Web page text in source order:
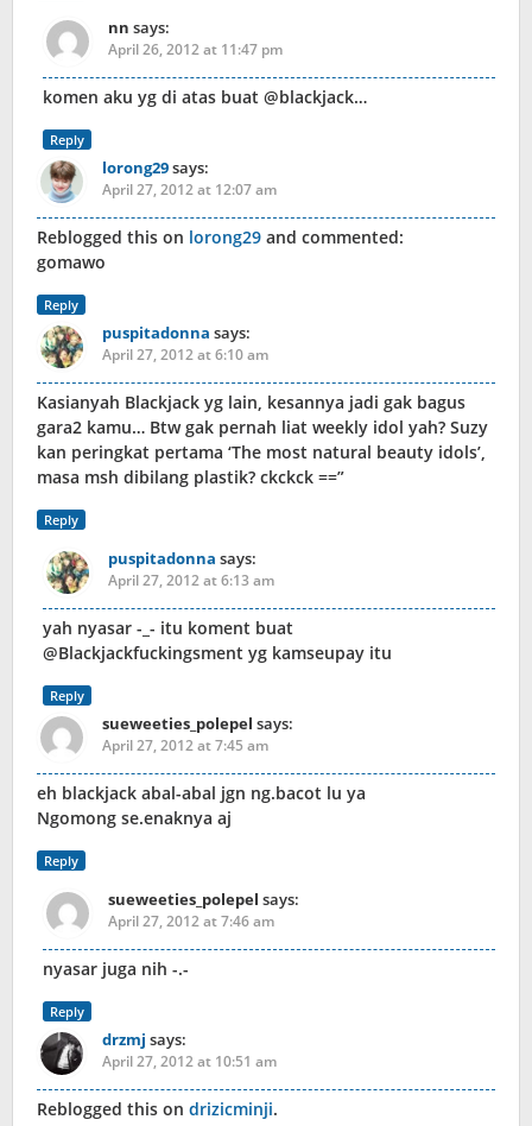
nn says:
April 26, 2012 at 11:47 pm
komen aku yg di atas buat @blackjack…
Reply
lorong29says:
April 27, 2012 at 12:07 am
Reblogged this on lorong29 and commented:
gomawo
Reply
puspitadonna says:
April 27, 2012 at 6:10 am
Kasianyah Blackjack yg lain, kesannya jadi gak bagus
gara2 kamu… Btw gak pernah liat weekly idol yah? Suzy
kan peringkat pertama ‘The most natural beauty idols’,
masa msh dibilang plastik? ckckck ==”
Reply
puspitadonna says:
April 27, 2012 at 6:13 am
yah nyasar -_- itu koment buat
@Blackjackfuckingsment yg kamseupay itu
Reply
sueweeties_polepel says:
April 27, 2012 at 7:45 am
eh blackjack abal-abal jgn ng.bacot lu ya
Ngomong se.enaknya aj
Reply
sueweeties_polepel says:
April 27, 2012 at 7:46 am
nyasar juga nih -.-
Reply
drzmj says:
April 27, 2012 at 10:51 am
Reblogged this on drizicminji.